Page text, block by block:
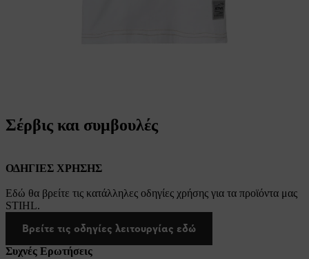
Σέρβις και συμβουλές
ΟΔΗΓΙΕΣ ΧΡΗΣΗΣ
Εδώ θα βρείτε τις κατάλληλες οδηγίες χρήσης για τα προϊόντα μας
STIHL.
Βρείτε τις οδηγίες λειτουργίας εδώ
Συχνές Ερωτήσεις